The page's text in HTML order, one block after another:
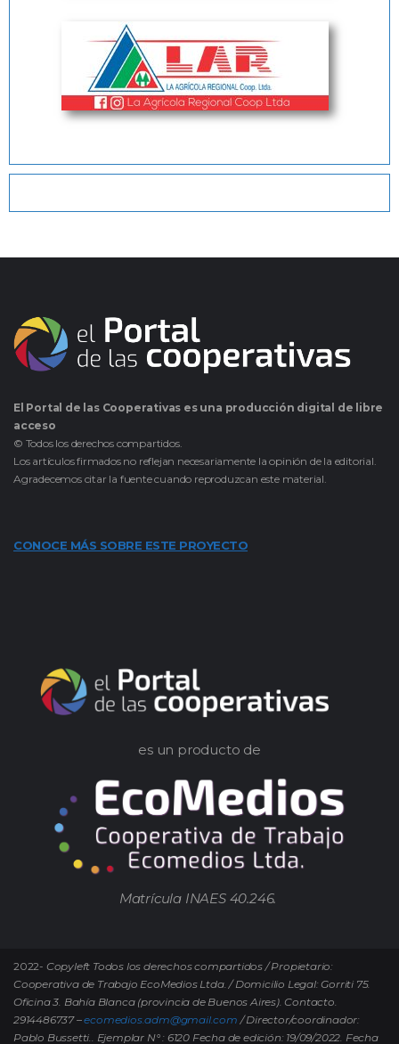
El Portal de las Cooperativas es una producción digital de libre
acceso
© Todos los derechos compartidos.
Los artículos firmados no reflejan necesariamente la opinión de la editorial.
Agradecemos citar la fuente cuando reproduzcan este material.
CONOCE MÁS SOBRE ESTE PROYECTO
es un producto de
Matrícula INAES 40.246.
2022- Copyleft Todos los derechos compartidos / Propietario:
Cooperativa de Trabajo EcoMedios Ltda. / Domicilio Legal: Gorriti 75.
Oficina 3. Bahía Blanca (provincia de Buenos Aires). Contacto.
2914486737 –ecomedios.adm@gmail.com / Director/coordinador:
Pablo Bussetti.. Ejemplar N° : 6120 Fecha de edición: 19/09/2022. Fecha